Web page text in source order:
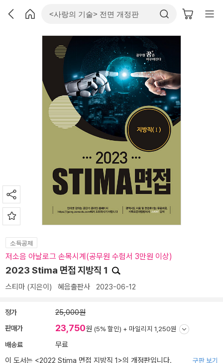
소득공제
저소음 아날로그 손목시계(공무원 수험서 3만원 이상)
2023 Stima 면접 지방직 1
스티마 (지은이) 혜음출판사 2023-06-12
정가 25,000원
판매가 23,750원 (5% 할인) + 마일리지 1,250원
배송료
무료
이 도서는 <2022 Stima 면접 지방직 1>의 개정판입니다. 구판 보기